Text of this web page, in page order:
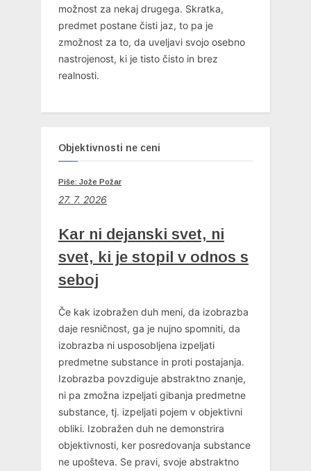
možnost za nekaj drugega. Skratka,
predmet postane čisti jaz, to pa je
zmožnost za to, da uveljavi svojo osebno
nastrojenost, ki je tisto čisto in brez
realnosti.
Objektivnosti ne ceni
Piše: Jože Požar
27. 7. 2026
Kar ni dejanski svet, ni
svet, ki je stopil v odnos s
seboj
Če kak izobražen duh meni, da izobrazba
daje resničnost, ga je nujno spomniti, da
izobrazba ni usposobljena izpeljati
predmetne substance in proti postajanja.
Izobrazba povzdiguje abstraktno znanje,
ni pa zmožna izpeljati gibanja predmetne
substance, tj. izpeljati pojem v objektivni
obliki. Izobražen duh ne demonstrira
objektivnosti, ker posredovanja substance
ne upošteva. Se pravi, svoje abstraktno